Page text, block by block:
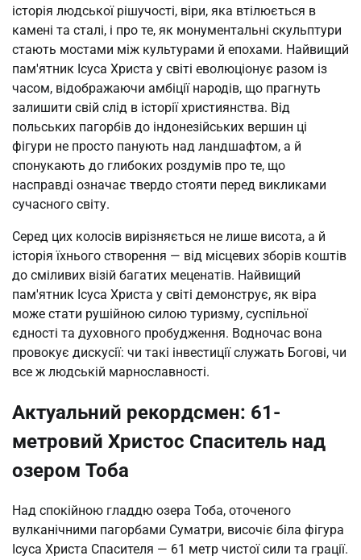
історія людської рішучості, віри, яка втілюється в
камені та сталі, і про те, як монументальні скульптури
стають мостами між культурами й епохами. Найвищий
пам'ятник Ісуса Христа у світі еволюціонує разом із
часом, відображаючи амбіції народів, що прагнуть
залишити свій слід в історії християнства. Від
польських пагорбів до індонезійських вершин ці
фігури не просто панують над ландшафтом, а й
спонукають до глибоких роздумів про те, що
насправді означає твердо стояти перед викликами
сучасного світу.
Серед цих колосів вирізняється не лише висота, а й
історія їхнього створення — від місцевих зборів коштів
до сміливих візій багатих меценатів. Найвищий
пам'ятник Ісуса Христа у світі демонструє, як віра
може стати рушійною силою туризму, суспільної
єдності та духовного пробудження. Водночас вона
провокує дискусії: чи такі інвестиції служать Богові, чи
все ж людській марнославності.
Актуальний рекордсмен: 61-
метровий Христос Спаситель над
озером Тоба
Над спокійною гладдю озера Тоба, оточеного
вулканічними пагорбами Суматри, височіє біла фігура
Ісуса Христа Спасителя — 61 метр чистої сили та грації.